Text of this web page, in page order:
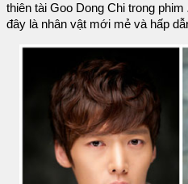
thiên tài Goo Dong Chi trong phim
đây là nhân vật mới mẻ và hấp